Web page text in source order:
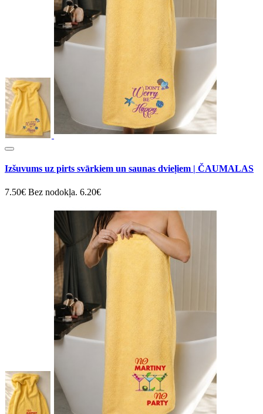
Izšuvums uz pirts svārkiem un saunas dvieļiem | ČAUMALAS
7.50€ Bez nodokļa. 6.20€